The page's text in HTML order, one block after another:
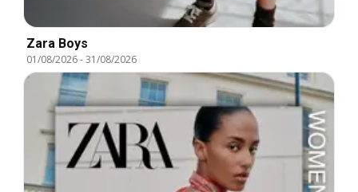
Zara Boys
01/08/2026-31/08/2026